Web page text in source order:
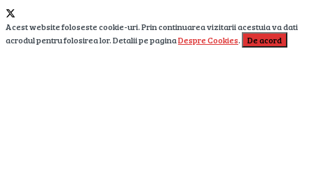
Acest website foloseste cookie-uri. Prin continuarea vizitarii acestuia va dati
acrodul pentru folosirea lor. Detalii pe paginaDespre Cookies. De acord